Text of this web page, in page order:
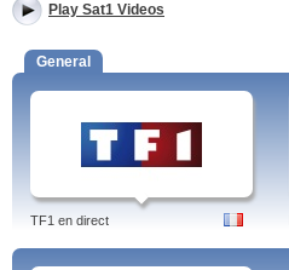
Play Sat1 Videos
General
TF1 en direct